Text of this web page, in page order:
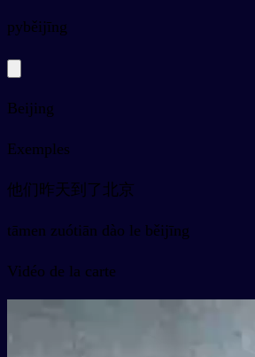
pyběijīng
Beijing
Exemples
他们昨天到了北京
tāmen zuótiān dào le běijīng
Vidéo de la carte